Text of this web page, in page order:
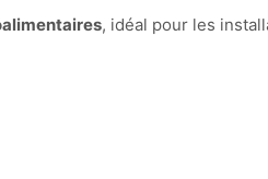
, idéal pour les